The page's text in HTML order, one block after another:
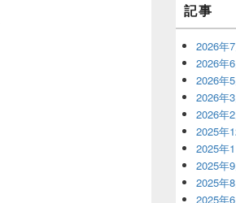
記事
2026年
2026年
2026年
2026年
2026年
2025年
2025年
2025年
2025年
2025年